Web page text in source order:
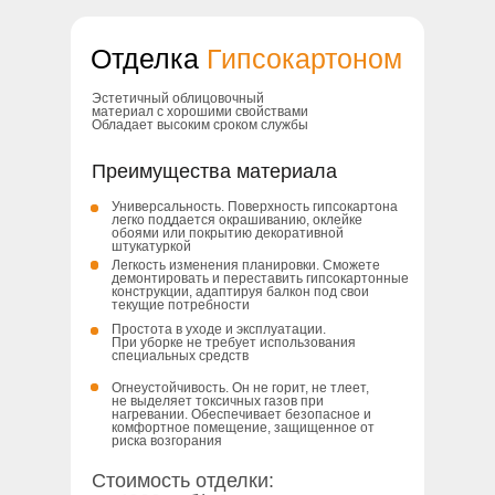
Преимущества материала
Эстетичный облицовочный
материал с хорошими свойствами
Обладает высоким сроком службы
Отделка Гипсокартоном
Стоимость отделки:
Универсальность. Поверхность гипсокартона
легко поддается окрашиванию, оклейке
обоями или покрытию декоративной
штукатуркой
Простота в уходе и эксплуатации.
При уборке не требует использования
специальных средств
Легкость изменения планировки. Cможете
демонтировать и переставить гипсокартонные
конструкции, адаптируя балкон под свои
текущие потребности
Огнеустойчивость. Он не горит, не тлеет,
не выделяет токсичных газов при
нагревании. Обеспечивает безопасное и
комфортное помещение, защищенное от
риска возгорания
отделкупо вашему дизайн-проекту